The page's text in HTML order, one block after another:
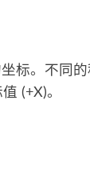
标。不同
(+X)。